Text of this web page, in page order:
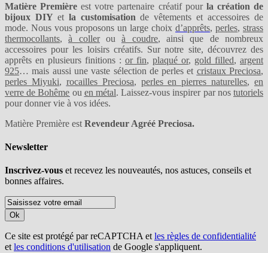
Matière Première est votre partenaire créatif pourla création de
bijoux DIY etla customisation de vêtements et accessoires de
mode. Nous vous proposons un large choix d’apprêts, perles, strass
thermocollants,à collerouà coudre, ainsi que de nombreux
accessoires pour les loisirs créatifs. Sur notre site, découvrez des
apprêts en plusieurs finitions : or fin, plaqué or, gold filled, argent
925… mais aussi une vaste sélection de perles et cristaux Preciosa,
perles Miyuki, rocailles Preciosa, perles en pierres naturelles, en
verre de Bohême ou en métal. Laissez-vous inspirer par nostutoriels
pour donner vie à vos idées.
Matière Première est Revendeur Agréé Preciosa.
Newsletter
Inscrivez-vous et recevez les nouveautés, nos astuces, conseils et
bonnes affaires.
Ok
Ce site est protégé par reCAPTCHA etles règles de confidentialité
etles conditions d'utilisation de Google s'appliquent.